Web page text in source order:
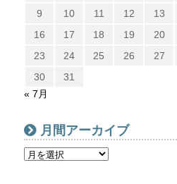
9
10 11 12 13
16
17 18 19 20
23
24 25 26 27
30
31
« 7月
月間アーカイブ